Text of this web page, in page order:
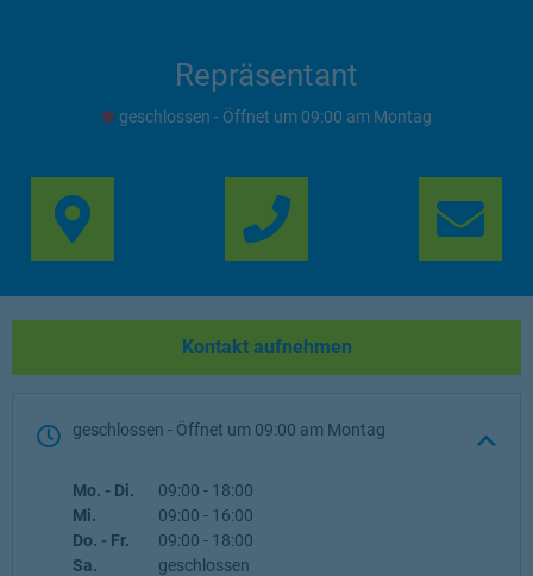
Repräsentant
geschlossen - Öffnet um 09:00 Montag
Link Opens in New
Kontakt aufnehmen
geschlossen - Öffnet um 09:00 Montag
Wochentag Öffnungszeiten
Mo. - Di. 09:00 - 18:00
Mi.
09:00 - 16:00
Do. - Fr.
09:00 - 18:00
Sa.
geschlossen